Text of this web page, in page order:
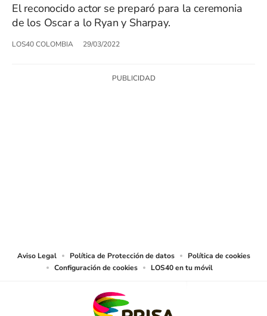
El reconocido actor se preparó para la ceremonia
de los Oscar a lo Ryan y Sharpay.
LOS40 COLOMBIA 29/03/2022
Aviso Legal Política de Protección de datos
Política de cookies
Configuración de cookies
LOS40 en tu móvil